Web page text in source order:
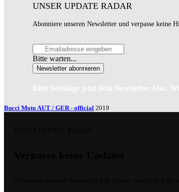
UNSER UPDATE RADAR
Abonniere unseren Newsletter und verpasse keine
Bitte warten...
Newsletter abonnieren
Bitte bestätige jetzt dein Newsletter Abo.
Bucci Moto AUT / GER - official 2019